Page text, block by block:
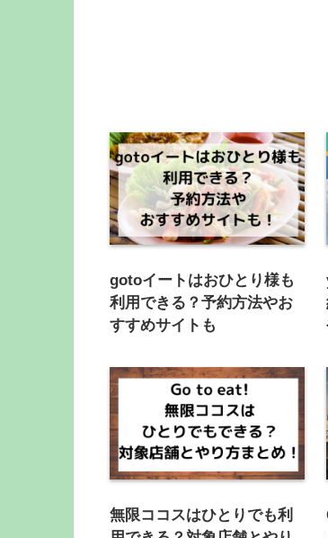
gotoイートはおひとり様も
利用できる？予約方法やお
すすめサイトも
無限ココスはひとりでも利